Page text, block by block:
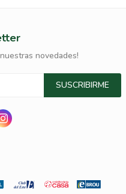
novedades!
SUSCRIBIRME